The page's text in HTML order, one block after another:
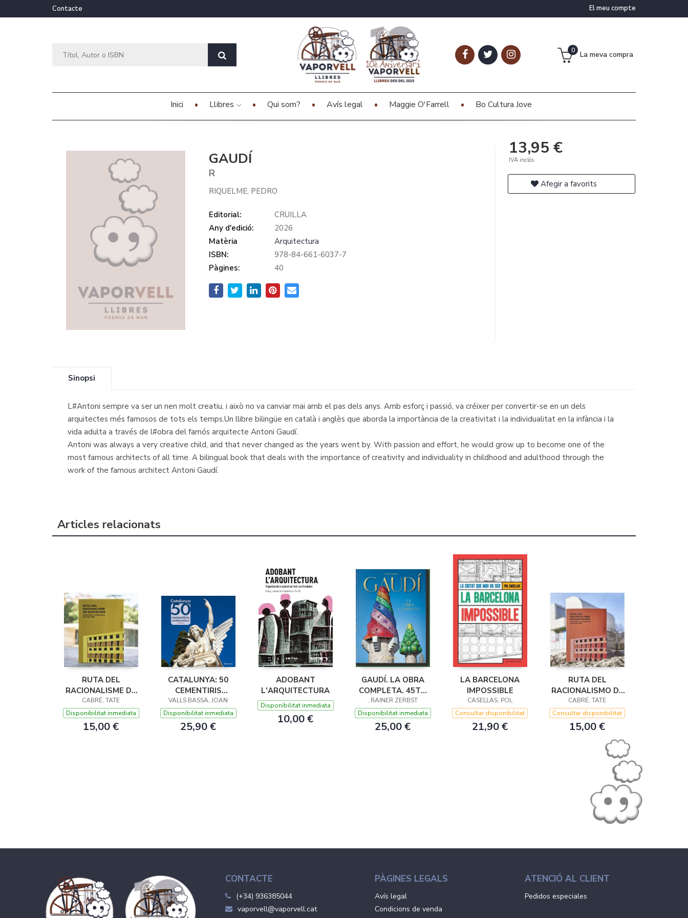
El meu compte
Contacte
La meva compra
0
Inici Llibres Qui som? Avís legal Maggie O'Farrell Bo Cultura Jove
GAUDÍ
R
RIQUELME, PEDRO
Editorial:
CRUILLA
Any d'edició:
2026
Matèria
Arquitectura
ISBN:
978-84-661-6037-7
Pàgines:
40
13,95 €
IVA inclós
Afegir a favorits
Sinopsi
L#Antoni sempre va ser un nen molt creatiu, i això no va canviar mai amb el pas dels anys. Amb esforç i passió, va créixer per convertir-se en un dels
arquitectes més famosos de tots els temps.Un llibre bilingüe en català i anglès que aborda la importància de la creativitat i la individualitat en la infància i la
vida adulta a través de l#obra del famós arquitecte Antoni Gaudí.
Antoni was always a very creative child, and that never changed as the years went by. With passion and effort, he would grow up to become one of the
most famous architects of all time. A bilingual book that deals with the importance of creativity and individuality in childhood and adulthood through the
work of the famous architect Antoni Gaudí.
Articles relacionats
RUTA DEL
RACIONALISME DE
BARCELONA
CABRÉ, TATE
Disponibilitat inmediata
15,00 €
CATALUNYA: 50
CEMENTIRIS
EMBLEMÀTICS
VALLS BASSA, JOAN
Disponibilitat inmediata
25,90 €
ADOBANT
L'ARQUITECTURA
Disponibilitat inmediata
10,00 €
GAUDÍ. LA OBRA
COMPLETA. 45TH
ED.
, RAINER ZERBST
Disponibilitat inmediata
25,00 €
LA BARCELONA
IMPOSSIBLE
CASELLAS, POL
Consultar disponibilitat
21,90 €
RUTA DEL
RACIONALISMO DE
BARCELONA
CABRÉ, TATE
Consultar disponibilitat
15,00 €
CONTACTE
(+34) 936385044
vaporvell@vaporvell.cat
PÀGINES LEGALS
Avís legal
Condicions de venda
ATENCIÓ AL CLIENT
Pedidos especiales